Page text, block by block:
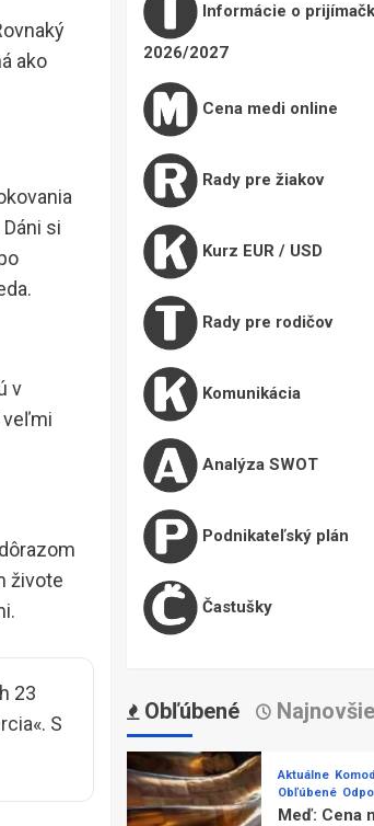
ako
si
v
veľmi
živote
23
«. S
Informácie o
2026/2027
Cena medi online
Rady pre žiakov
Kurz EUR / USD
Rady pre rodičov
Komunikácia
Analýza SWOT
Podnikateľský plán
Častušky
Obľúbené Najnovšie
Aktuálne
Obľúbené
Meď: Cena